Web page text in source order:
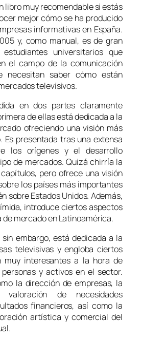
libro muy recomendable si estás
mejor cómo se ha producido
informativas en España.
y, como manual, es de gran
universitarios que
el campo de la comunicación
necesitan saber cómo están
televisivos.
en dos partes claramente
de ellas está dedicada a la
ofreciendo una visión más
Es presentada tras una extensa
los orígenes y el desarrollo
de mercados. Quizá chirría la
pero ofrece una visión
los países más importantes
sobre Estados Unidos. Además,
introduce ciertos aspectos
mercado en Latinoamérica.
embargo, está dedicada a la
televisivas y engloba ciertos
muy interesantes a la hora de
y activos en el sector.
la dirección de empresas, la
valoración de necesidades
financieros, así como la
artística y comercial del